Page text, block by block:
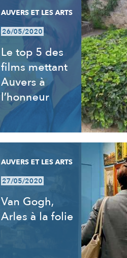
AUVERS ET LES ARTS
26/05/2020
Le top 5 des
films mettant
Auvers à
l’honneur
AUVERS ET LES ARTS
27/05/2020
Van Gogh,
Arles à la folie